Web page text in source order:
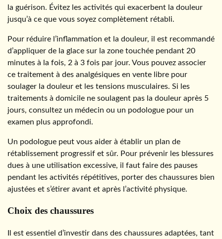
la guérison. Évitez les activités qui exacerbent la douleur
jusqu’à ce que vous soyez complètement rétabli.
Pour réduire l’inflammation et la douleur, il est recommandé
d’appliquer de la glace sur la zone touchée pendant 20
minutes à la fois, 2 à 3 fois par jour. Vous pouvez associer
ce traitement à des analgésiques en vente libre pour
soulager la douleur et les tensions musculaires. Si les
traitements à domicile ne soulagent pas la douleur après 5
jours, consultez un médecin ou un podologue pour un
examen plus approfondi.
Un podologue peut vous aider à établir un plan de
rétablissement progressif et sûr. Pour prévenir les blessures
dues à une utilisation excessive, il faut faire des pauses
pendant les activités répétitives, porter des chaussures bien
ajustées et s’étirer avant et après l’activité physique.
Choix des chaussures
Il est essentiel d’investir dans des chaussures adaptées, tant